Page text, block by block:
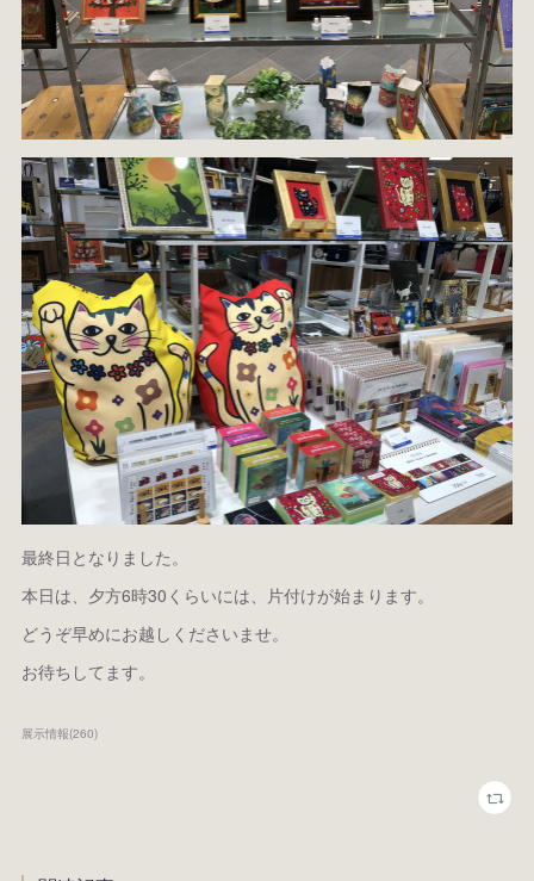
2018年あしあと
最終日となりました。
本日は、夕方6時30くらいには、片付けが始まります。
どうぞ早めにお越しくださいませ。
お待ちしてます。
展示情報(260)